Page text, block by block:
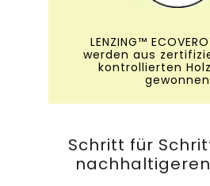
LENZING™
werden aus
kontrollierten
gewonnen
Schritt für